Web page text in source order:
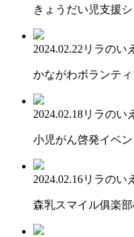
きょうだい児支援
2024.02.22 リラのいえ
かながわボランテ
2024.02.18リラのいえ
小児がん啓発イベ
2024.02.16リラのいえ
森乳スマイル俱楽